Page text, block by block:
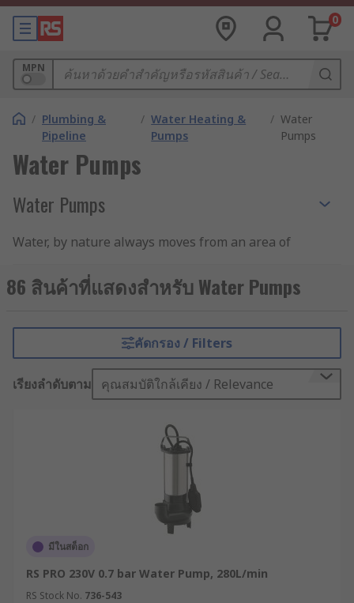
0
MPN
/ Plumbing &
Pipeline
/ Water Heating &
Pumps
/ Water
Pumps
Water Pumps
Water Pumps
Water, by nature always moves from an area of
pump is a mechanical device that can circulate
water or raise it from one level to another.
How does a water pump work?
Water pumps draw existing water into the pump
by suction through an inlet point. The inlet point
point. A water pump is designed to increase the
rate that the water is flowing to create a vacuum.
At this point, the outlet point has a high-
pressure level which forces out the water.
Water pumps come in various forms, selecting
the best one for the application depends on
several factors. Things to consider are;
Water quality
86 สินค้าที่แสดงสำหรับ Water Pumps
คัดกรอง / Filters
เรียงลำดับตาม คุณสมบัติใกล้เคียง / Relevance
มีในสต็อก
RS PRO 230V 0.7 bar Water Pump, 280L/min
RS Stock No. 736-543